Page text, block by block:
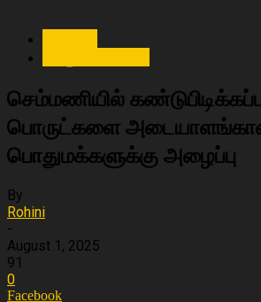
செம்மணியில்
பொருட்களை
பொதுமக்களுக்கு அழைப்பு
By
Rohini
-
August 1, 2025
91
0
Facebook